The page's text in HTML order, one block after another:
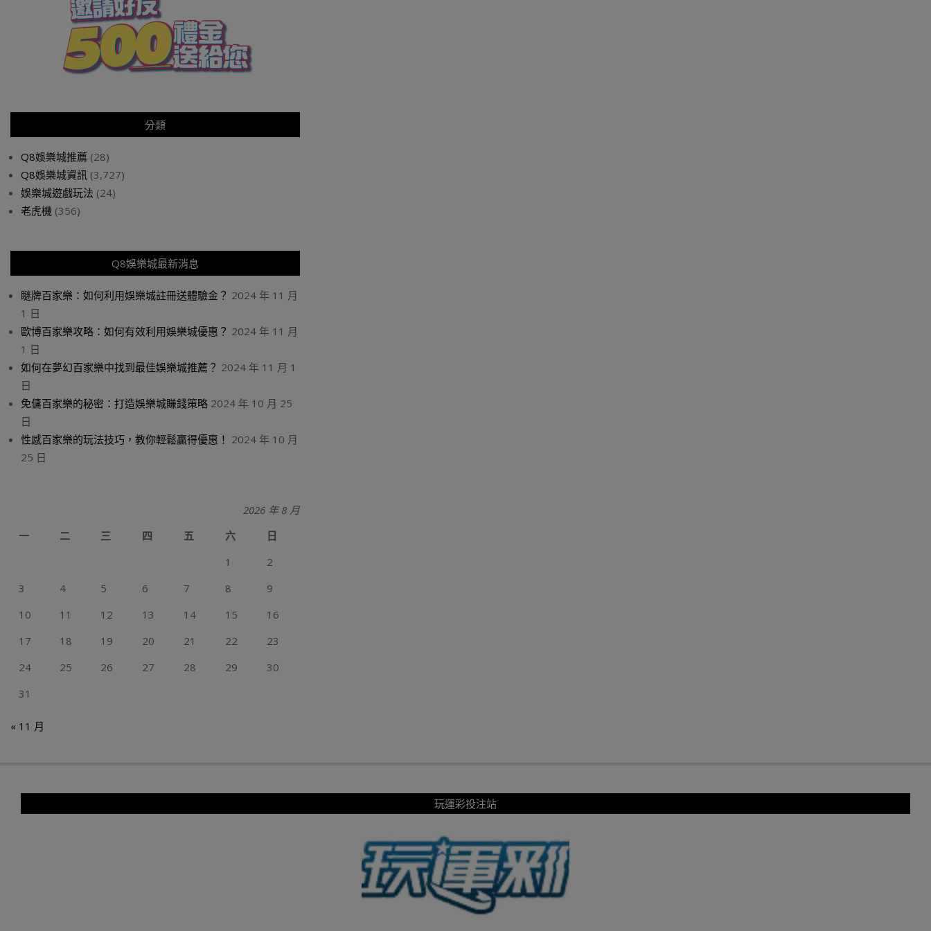
分類
Q8娛樂城推薦 (28)
Q8娛樂城資訊 (3,727)
娛樂城遊戲玩法 (24)
老虎機 (356)
Q8娛樂城最新消息
瞇牌百家樂：如何利用娛樂城註冊送體驗金？ 2024 年 11 月
1 日
歐博百家樂攻略：如何有效利用娛樂城優惠？ 2024 年 11 月
1 日
如何在夢幻百家樂中找到最佳娛樂城推薦？ 2024 年 11 月 1
日
免傭百家樂的秘密：打造娛樂城賺錢策略 2024 年 10 月 25
日
性感百家樂的玩法技巧，教你輕鬆贏得優惠！ 2024 年 10 月
25 日
2026 年 8 月
一
二 三 四 五 六
日
1
2
3
4 5 6 7 8
9
10
11 12 13 14 15
16
17
18 19 20 21 22
23
24
25 26 27 28 29
30
31
« 11 月
玩運彩投注站